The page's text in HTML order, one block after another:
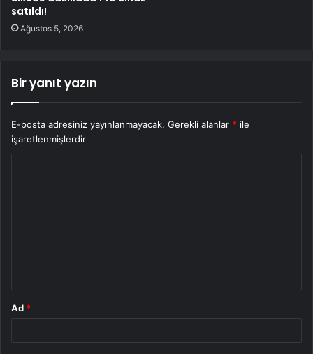
satıldı!
Ağustos 5, 2026
Bir yanıt yazın
E-posta adresiniz yayınlanmayacak. Gerekli alanlar * ile
işaretlenmişlerdir
Ad *